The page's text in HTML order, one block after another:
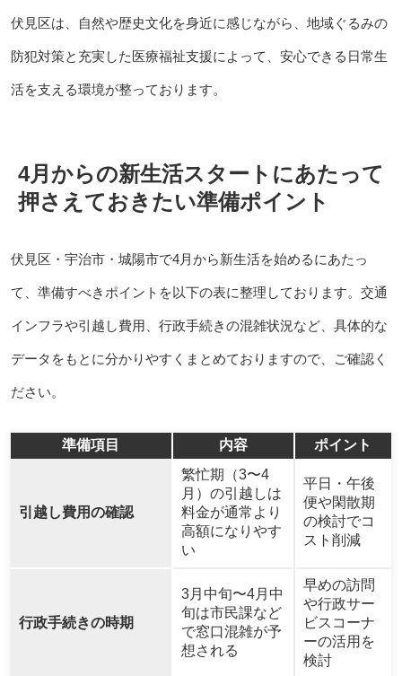
伏見区は、自然や歴史文化を身近に感じながら、地域ぐるみの
防犯対策と充実した医療福祉支援によって、安心できる日常生
活を支える環境が整っております。
4月からの新生活スタートにあたって
押さえておきたい準備ポイント
伏見区・宇治市・城陽市で4月から新生活を始めるにあたっ
て、準備すべきポイントを以下の表に整理しております。交通
インフラや引越し費用、行政手続きの混雑状況など、具体的な
データをもとに分かりやすくまとめておりますので、ご確認く
ださい。
準備項目 内容 ポイント
引越し費用の確認
繁忙期（3〜4
月）の引越しは
料金が通常より
高額になりやす
い
平日・午後
便や閑散期
の検討でコ
スト削減
行政手続きの時期
3月中旬〜4月中
旬は市民課など
で窓口混雑が予
想される
早めの訪問
や行政サー
ビスコーナ
ーの活用を
検討